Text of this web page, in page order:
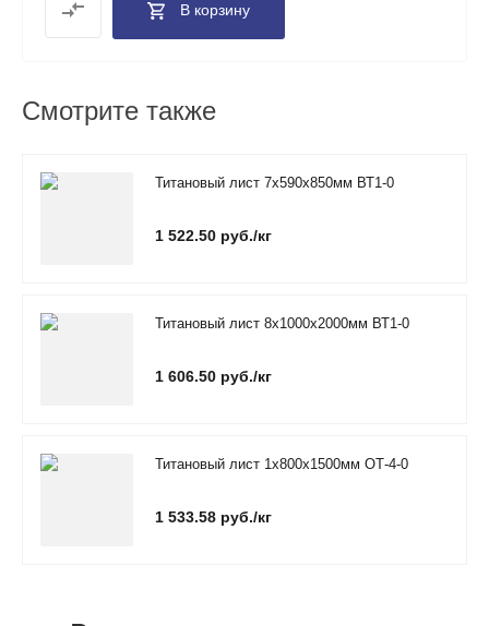
В корзину
Смотрите также
Титановый лист 7х590х850мм ВТ1-0
1 522.50 руб./кг
Титановый лист 8х1000х2000мм ВТ1-0
1 606.50 руб./кг
Титановый лист 1х800х1500мм ОТ-4-0
1 533.58 руб./кг